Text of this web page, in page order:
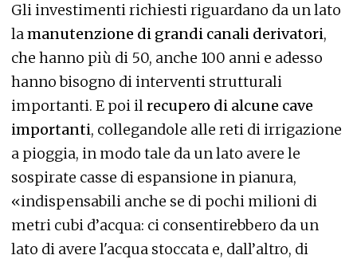
Gli investimenti richiesti riguardano da un lato
lamanutenzione di grandi canali derivatori,
che hanno più di 50, anche 100 anni e adesso
hanno bisogno di interventi strutturali
importanti. E poi ilrecupero di alcune cave
importanti, collegandole alle reti di irrigazione
a pioggia, in modo tale da un lato avere le
sospirate casse di espansione in pianura,
«indispensabili anche se di pochi milioni di
metri cubi d’acqua: ci consentirebbero da un
lato di avere l'acqua stoccata e, dall’altro, di